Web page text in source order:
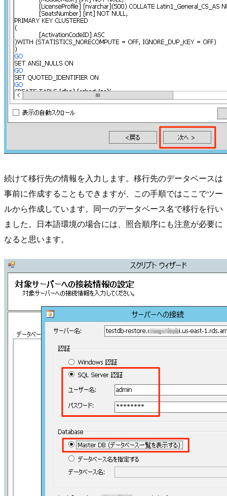
続けて移行先の情報を入力します。移行先のデータベースは
事前に作成することもできますが、この手順ではここでツー
ルから作成しています。同一のデータベース名で移行を行い
ました。日本語環境の場合には、照合順序にも注意が必要に
なると思います。